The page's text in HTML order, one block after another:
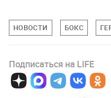
НОВОСТИ БОКС
Подписаться на LIFE